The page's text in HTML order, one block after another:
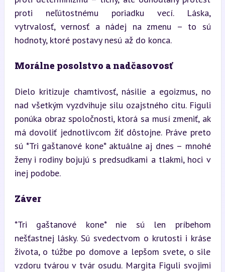
proti neľútostnému poriadku vecí. Láska,
vytrvalosť, vernosť a nádej na zmenu – to sú
hodnoty, ktoré postavy nesú až do konca.
Morálne posolstvo a nadčasovosť
Dielo kritizuje chamtivosť, násilie a egoizmus, no
nad všetkým vyzdvihuje silu ozajstného citu. Figuli
ponúka obraz spoločnosti, ktorá sa musí zmeniť, ak
má dovoliť jednotlivcom žiť dôstojne. Práve preto
sú *Tri gaštanové kone* aktuálne aj dnes – mnohé
ženy i rodiny bojujú s predsudkami a tlakmi, hoci v
inej podobe.
Záver
*Tri gaštanové kone* nie sú len príbehom
nešťastnej lásky. Sú svedectvom o krutosti i kráse
života, o túžbe po domove a lepšom svete, o sile
vzdoru tvárou v tvár osudu. Margita Figuli svojimi